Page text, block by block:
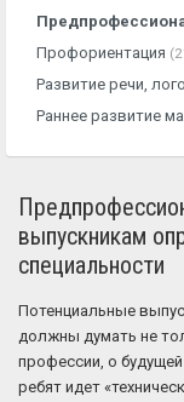
Профориентация
Развитие речи,
Раннее развитие
выпускникам
специальности
Потенциальные
должны думать не
профессии, о
ребят идет